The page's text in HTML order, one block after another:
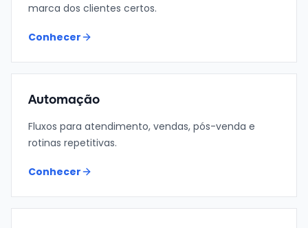
marca dos clientes certos.
Conhecer
Automação
Fluxos para atendimento, vendas, pós-venda e
rotinas repetitivas.
Conhecer